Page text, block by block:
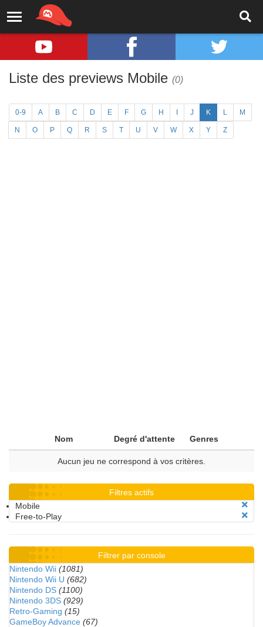
Liste des previews Mobile (0)
0-9 A B C D E F G H J K L M
N O P Q R S T U V W X Y Z
Nom Degré d'attente Genres
Aucun jeu ne correspond à vos critères.
Filtres actifs
Mobile
Free-to-Play
Filtrer par console
Nintendo Wii (1081)
Nintendo Wii U (682)
Nintendo DS (1100)
Nintendo 3DS (929)
Retro-Gaming (15)
GameBoy Advance (67)